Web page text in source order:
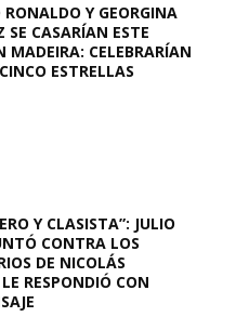
RONALDO Y GEORGINA
SE CASARÍAN ESTE
MADEIRA: CELEBRARÍAN
ESTRELLAS
Y CLASISTA”: JULIO
CONTRA LOS
DE NICOLÁS
RESPONDIÓ CON